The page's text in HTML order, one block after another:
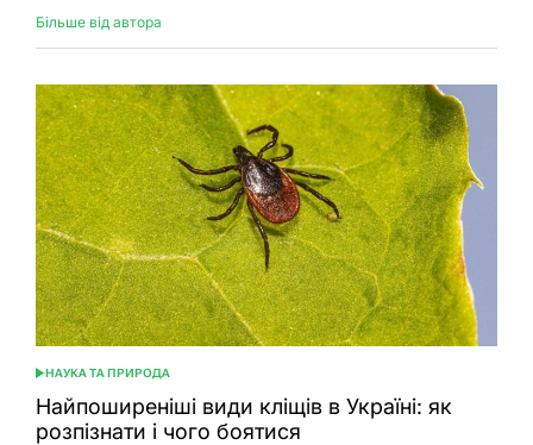
Більше від автора
ОПУБЛІКУВАТИ
У
НАУКА ТА ПРИРОДА
Найпоширеніші види кліщів в Україні: як
розпізнати і чого боятися